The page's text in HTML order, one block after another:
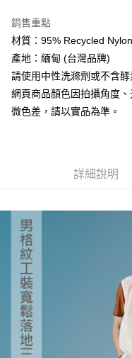
是否繳費成功／繳費後需取消
客戶支援中心」
【注意事項】
１．透過由恩沛科技股份有限
易，需依本服務之必要範圍內
權轉讓予恩沛科技股份有限公
２．關於個人資料處理事宜，
４．使用「AFTEE先享後付
５．嚴禁一人註冊多個帳號或
恩沛科技股份有限公司將有權
免運費
貨到付款
每筆NT$130，滿
銷售重點
材質：95% Recycled
產地：緬甸 (台灣品牌)
請使用中性洗滌劑或不含酵
網頁商品顏色因拍攝角度
微色差，請以實品為準。
詳細說明